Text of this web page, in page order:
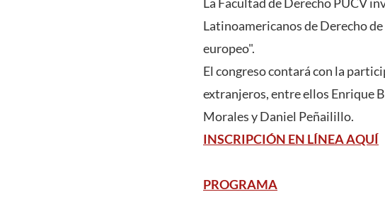
Latinoamericanos de Derecho
europeo".
El congreso contará con la
extranjeros, entre ellos Enrique
Morales y Daniel Peñailillo.
INSCRIPCIÓN EN LÍNEA AQUÍ
PROGRAMA